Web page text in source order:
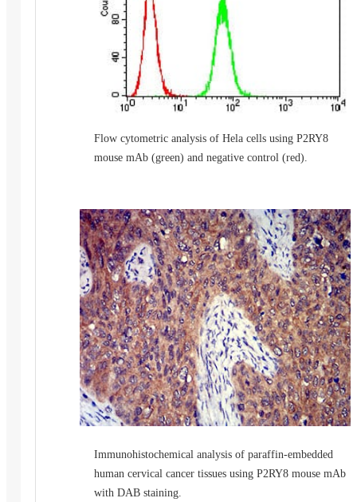
Flow cytometric analysis of Hela cells using P2RY8
mouse mAb (green) and negative control (red).
Immunohistochemical analysis of paraffin-embedded
human cervical cancer tissues using P2RY8 mouse mAb
with DAB staining.